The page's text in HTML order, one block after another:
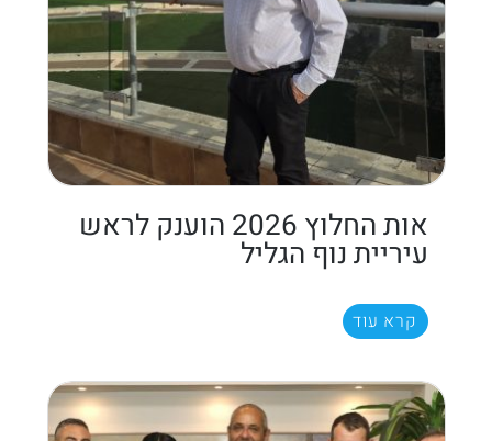
אות החלוץ 2026 הוענק לראש
עיריית נוף הגליל
קרא עוד